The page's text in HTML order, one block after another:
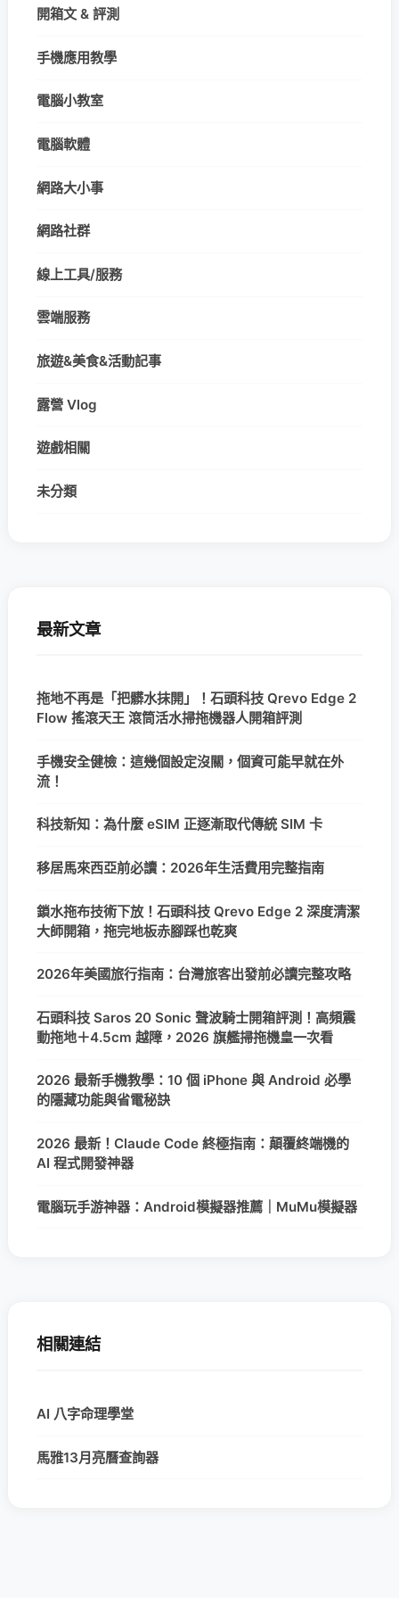
開箱文 & 評測
手機應用教學
電腦小教室
電腦軟體
網路大小事
網路社群
線上工具/服務
雲端服務
旅遊&美食&活動記事
露營 Vlog
遊戲相關
未分類
最新文章
拖地不再是「把髒水抹開」！石頭科技 Qrevo Edge 2
Flow 搖滾天王 滾筒活水掃拖機器人開箱評測
手機安全健檢：這幾個設定沒關，個資可能早就在外
流！
科技新知：為什麼 eSIM 正逐漸取代傳統 SIM 卡
移居馬來西亞前必讀：2026年生活費用完整指南
鎖水拖布技術下放！石頭科技 Qrevo Edge 2 深度清潔
大師開箱，拖完地板赤腳踩也乾爽
2026年美國旅行指南：台灣旅客出發前必讀完整攻略
石頭科技 Saros 20 Sonic 聲波騎士開箱評測！高頻震
動拖地＋4.5cm 越障，2026 旗艦掃拖機皇一次看
2026 最新手機教學：10 個 iPhone 與 Android 必學
的隱藏功能與省電秘訣
2026 最新！Claude Code 終極指南：顛覆終端機的
AI 程式開發神器
電腦玩手游神器：Android模擬器推薦｜MuMu模擬器
相關連結
AI 八字命理學堂
馬雅13月亮曆查詢器